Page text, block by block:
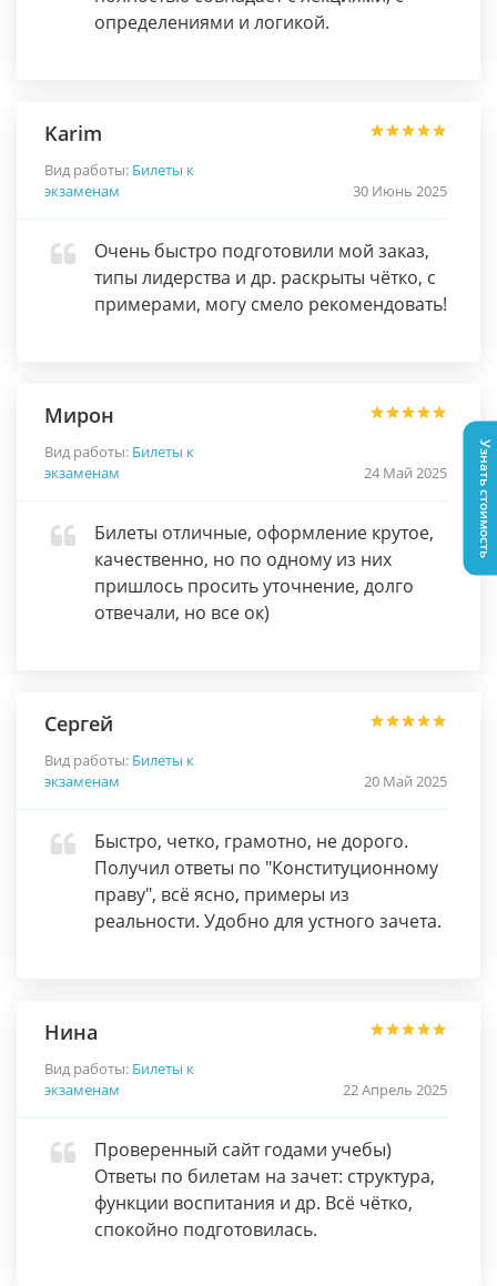
определениями и логикой.
Karim
Вид работы: Билеты к
экзаменам
30 Июнь 2025
Очень быстро подготовили мой заказ,
типы лидерства и др. раскрыты чётко, с
примерами, могу смело рекомендовать!
Мирон
Вид работы: Билеты к
экзаменам
24 Май 2025
Билеты отличные, оформление крутое,
качественно, но по одному из них
пришлось просить уточнение, долго
отвечали, но все ок)
Сергей
Вид работы: Билеты к
экзаменам
20 Май 2025
Быстро, четко, грамотно, не дорого.
Получил ответы по "Конституционному
праву", всё ясно, примеры из
реальности. Удобно для устного зачета.
Нина
Вид работы: Билеты к
экзаменам
22 Апрель 2025
Проверенный сайт годами учебы)
Ответы по билетам на зачет: структура,
функции воспитания и др. Всё чётко,
спокойно подготовилась.
Узнать стоимость